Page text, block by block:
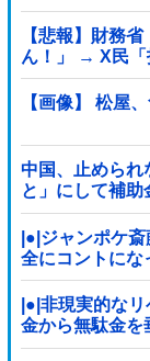
【悲報】財務
ん！」 → X民「
税はゼロになる
ｗｗ
【画像】 松屋
中国、止められ
と」にして補
|●|ジャンポケ
全にコントに
|●|非現実的な
金から無駄金